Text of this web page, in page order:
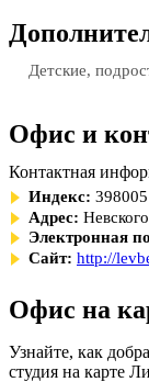
Детские,
Офис и
Контактная
Индекс: 398005
Адрес:
Электронная
Сайт: http://
Офис на
Узнайте, как
студия на карте